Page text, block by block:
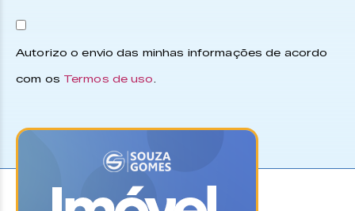
Autorizo o envio das minhas informações de acordo
com os Termos de uso.